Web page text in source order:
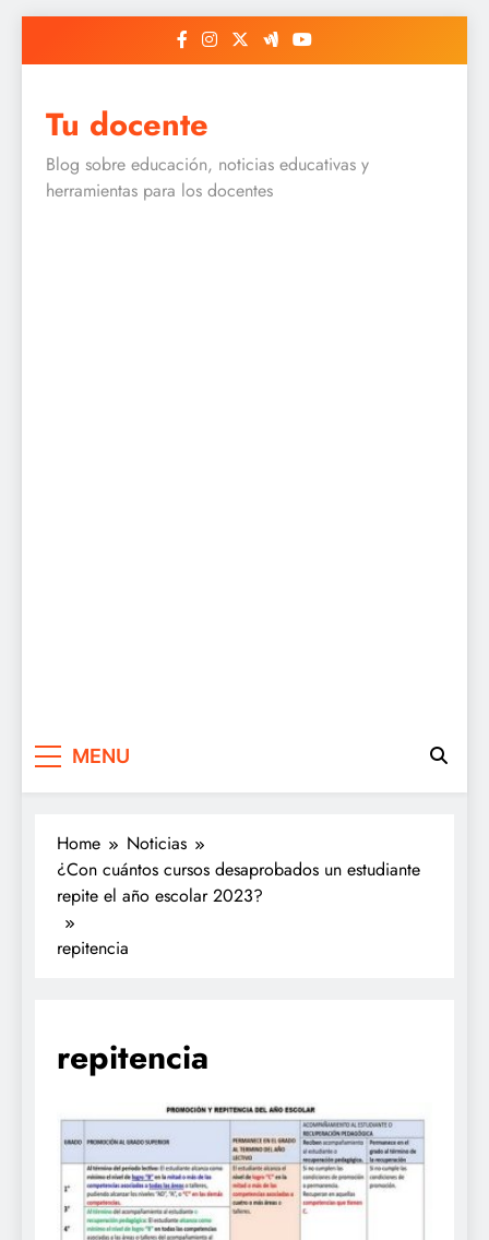
Tu docente
Blog sobre educación, noticias educativas y
herramientas para los docentes
MENU
Home
Noticias
¿Con cuántos cursos desaprobados un estudiante
repite el año escolar 2023?
repitencia
repitencia